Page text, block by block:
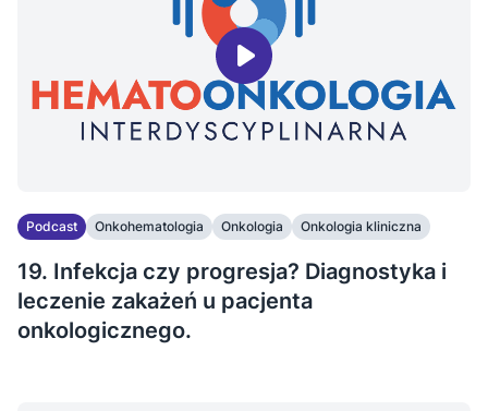
Podcast Onkohematologia Onkologia Onkologia kliniczna
19. Infekcja czy progresja? Diagnostyka i
leczenie zakażeń u pacjenta
onkologicznego.